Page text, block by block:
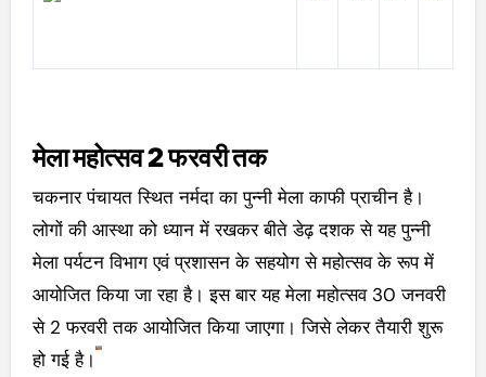
मेला महोत्सव 2 फरवरी तक
चकनार पंचायत स्थित नर्मदा का पुन्नी मेला काफी प्राचीन है।
लोगों की आस्था को ध्यान में रखकर बीते डेढ़ दशक से यह पुन्नी
मेला पर्यटन विभाग एवं प्रशासन के सहयोग से महोत्सव के रूप में
आयोजित किया जा रहा है। इस बार यह मेला महोत्सव 30 जनवरी
से 2 फरवरी तक आयोजित किया जाएगा। जिसे लेकर तैयारी शुरू
हो गई है।